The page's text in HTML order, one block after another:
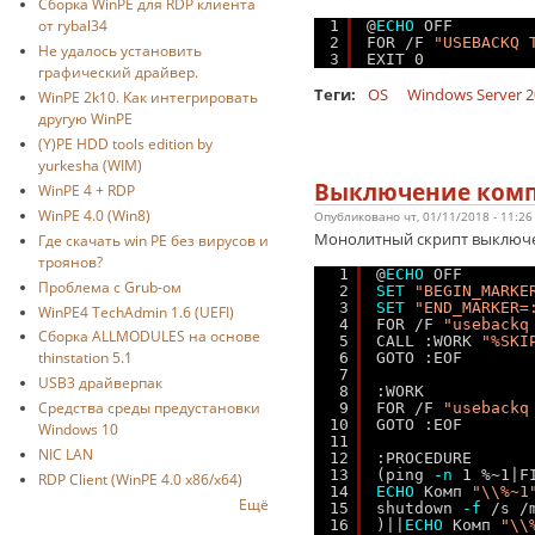
от rybal34
Не удалось установить
графический драйвер.
WinPE 2k10. Как интегрировать
другую WinPE
(Y)PE HDD tools edition by
yurkesha (WIM)
WinPE 4 + RDP
WinPE 4.0 (Win8)
Где скачать win PE без вирусов и
троянов?
Проблема с Grub-ом
WinPE4 TechAdmin 1.6 (UEFI)
Сборка ALLMODULES на основе
thinstation 5.1
USB3 драйверпак
Средства среды предустановки
Windows 10
NIC LAN
RDP Client (WinPE 4.0 x86/x64)
Ещё
1
2
3
@ECHO OFF
FOR /F
"USEBACKQ
EXIT 0
Теги: OS Windows Server
Выключение
Опубликовано чт, 01/11/2018 -
Монолитный скрипт
1
2
3
4
5
6
7
8
9
10
11
12
13
14
15
16
@ECHO OFF
SET
SET
FOR /F
CALL :WORK
GOTO :EOF
:WORK
FOR /F
GOTO :EOF
:PROCEDURE
(ping
-n 1
ECHO Комп "\\%~1"
shutdown
-f /s /
)|| ECHO Комп